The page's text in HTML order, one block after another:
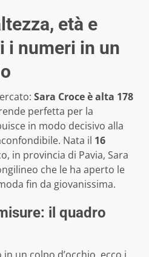
età e
numeri in un
Sara Croce è alta 178
perfetta per la
in modo decisivo alla
Nata il 16
in provincia di Pavia, Sara
che le ha aperto le
fin da giovanissima.
il quadro